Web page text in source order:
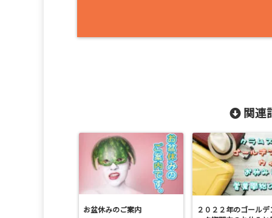
関連
お盆休みのご案内
２０２２年のゴールデ